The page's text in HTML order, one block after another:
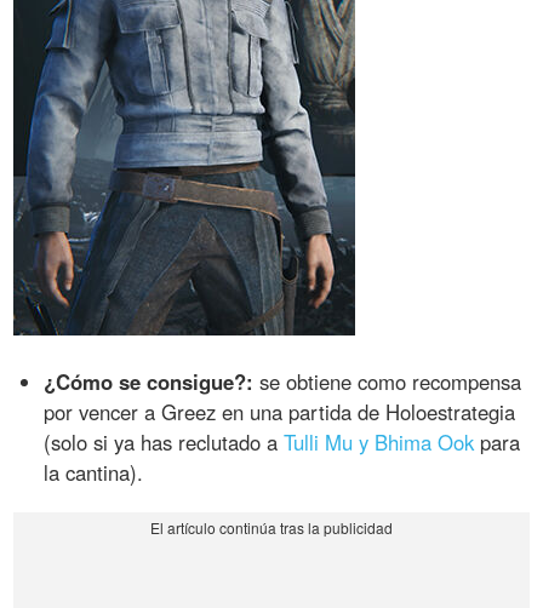
¿Cómo se consigue?: se obtiene como recompensa
por vencer a Greez en una partida de Holoestrategia
(solo si ya has reclutado aTulli Mu y Bhima Ook para
la cantina).